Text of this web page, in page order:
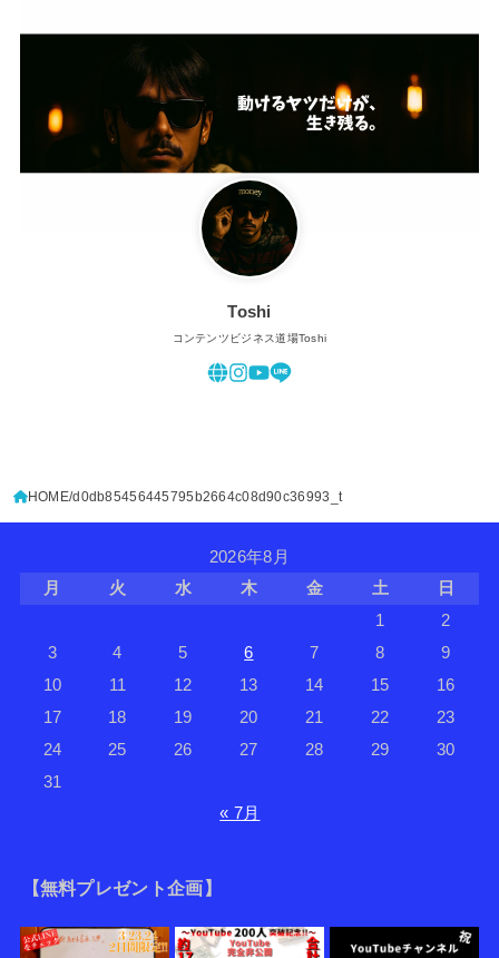
Toshi
コンテンツビジネス道場Toshi
HOME d0db85456445795b2664c08d90c36993_t
2026年8月
月
火 水 木 金 土
日
1
2
3
4 5 6 7 8
9
10
11 12 13 14 15
16
17
18 19 20 21 22
23
24
25 26 27 28 29
30
31
« 7月
【無料プレゼント企画】